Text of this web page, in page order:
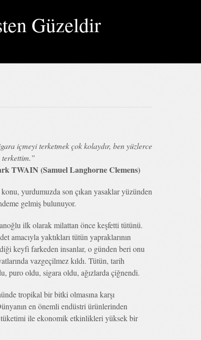
Güzeldir
içmeyi terketmek çok kolaydır, ben yüzlerce
terkettim.”
TWAIN (Samuel Langhorne Clemens)
yurdumuzda son çıkan yasaklar yüzünden
gelmiş bulunuyor.
ilk olarak milattan önce keşfetti tütünü.
amacıyla yaktıkları tütün yapraklarının
keyfi farkeden insanlar, o günden beri onu
vazgeçilmez kıldı. Tütün, tarih
puro oldu, sigara oldu, ağızlarda çiğnendi.
tropikal bir bitki olmasına karşı
en önemli endüstri ürünlerinden
tüketimi ile ekonomik etkinlikleri yüksek bir